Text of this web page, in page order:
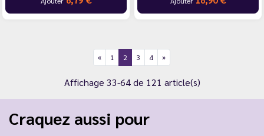
1 2 3 4
Affichage 33-64 de 121 article(s)
Craquez aussi pour